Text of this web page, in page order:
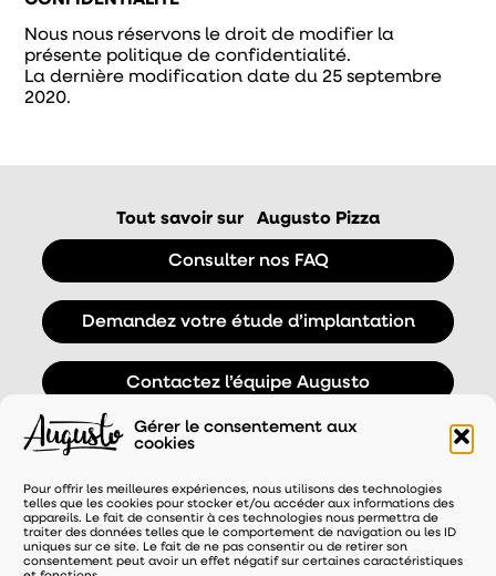
Gérer le consentement aux
cookies
Pour offrir les meilleures expériences, nous utilisons des technologies
telles que les cookies pour stocker et/ou accéder aux informations des
appareils. Le fait de consentir à ces technologies nous permettra de
traiter des données telles que le comportement de navigation ou les ID
uniques sur ce site. Le fait de ne pas consentir ou de retirer son
consentement peut avoir un effet négatif sur certaines caractéristiques
Nous nous réservons le droit de modifier la
présente politique de confidentialité.
La dernière modification date du 25 septembre
2020.
Tout savoir sur Augusto Pizza
Consulter nos FAQ
Demandez votre étude d’implantation
Contactez l’équipe Augusto